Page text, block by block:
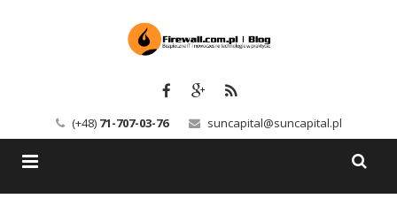
(+48) 71-707-03-76 suncapital@suncapital.pl